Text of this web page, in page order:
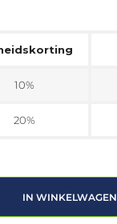
10%
20%
IN WINKELWAGEN